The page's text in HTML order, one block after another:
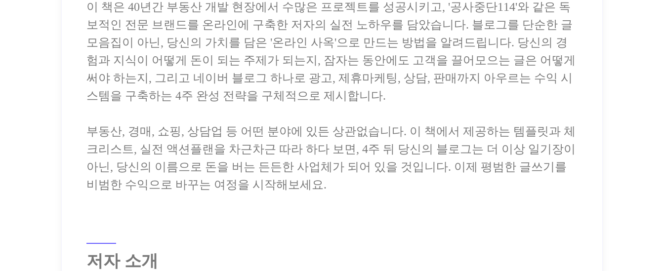
이 책은 40년간 부동산 개발 현장에서 수많은 프로젝트를 성공시키고, '공사중단114'와 같은 독
보적인 전문 브랜드를 온라인에 구축한 저자의 실전 노하우를 담았습니다. 블로그를 단순한 글
모음집이 아닌, 당신의 가치를 담은 '온라인 사옥'으로 만드는 방법을 알려드립니다. 당신의 경
험과 지식이 어떻게 돈이 되는 주제가 되는지, 잠자는 동안에도 고객을 끌어모으는 글은 어떻게
써야 하는지, 그리고 네이버 블로그 하나로 광고, 제휴마케팅, 상담, 판매까지 아우르는 수익 시
스템을 구축하는 4주 완성 전략을 구체적으로 제시합니다.
부동산, 경매, 쇼핑, 상담업 등 어떤 분야에 있든 상관없습니다. 이 책에서 제공하는 템플릿과 체
크리스트, 실전 액션플랜을 차근차근 따라 하다 보면, 4주 뒤 당신의 블로그는 더 이상 일기장이
아닌, 당신의 이름으로 돈을 버는 든든한 사업체가 되어 있을 것입니다. 이제 평범한 글쓰기를
저자 소개